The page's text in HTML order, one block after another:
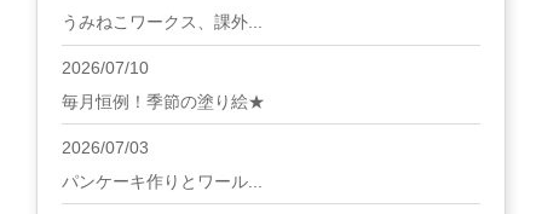
うみねこワークス、課外...
2026/07/10
毎月恒例！季節の塗り絵★
2026/07/03
パンケーキ作りとワール...